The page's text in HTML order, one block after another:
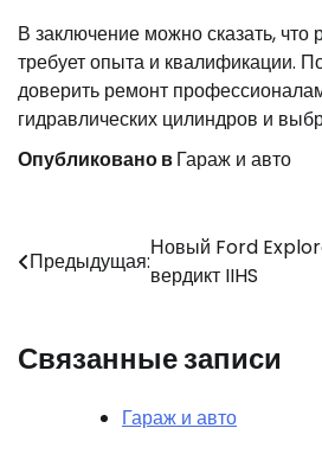
В заключение можно сказать,
требует опыта и квалификации.
доверить ремонт
гидравлических цилиндров и
Опубликовано вГараж и авто
Навигация
записям
Предыдущая:
Новый Ford
вердикт IIHS
Связанные записи
Гараж и авто